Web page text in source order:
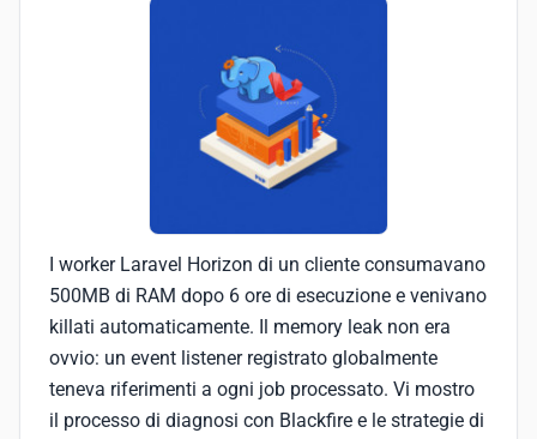
I worker Laravel Horizon di un cliente consumavano
500MB di RAM dopo 6 ore di esecuzione e venivano
killati automaticamente. Il memory leak non era
ovvio: un event listener registrato globalmente
teneva riferimenti a ogni job processato. Vi mostro
il processo di diagnosi con Blackfire e le strategie di